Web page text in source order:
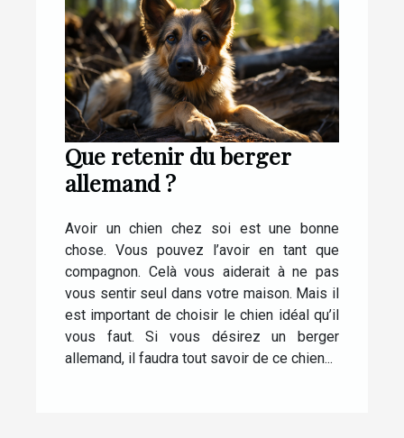
Que retenir du berger
allemand ?
Avoir un chien chez soi est une bonne
chose. Vous pouvez l’avoir en tant que
compagnon. Celà vous aiderait à ne pas
vous sentir seul dans votre maison. Mais il
est important de choisir le chien idéal qu’il
vous faut. Si vous désirez un berger
allemand, il faudra tout savoir de ce chien...